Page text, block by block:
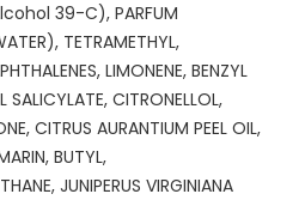
39-C), PARFUM
TETRAMETHYL,
LIMONENE, BENZYL
SALICYLATE, CITRONELLOL,
CITRUS AURANTIUM PEEL OIL,
BUTYL,
JUNIPERUS VIRGINIANA